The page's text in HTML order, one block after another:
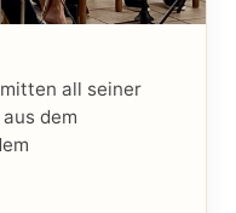
all seiner
dem